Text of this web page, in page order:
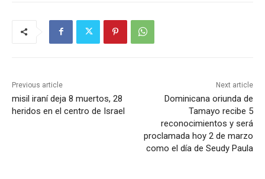
Previous article
misil iraní deja 8 muertos, 28
heridos en el centro de Israel
Next article
Dominicana oriunda de
Tamayo recibe 5
reconocimientos y será
proclamada hoy 2 de marzo
como el día de Seudy Paula